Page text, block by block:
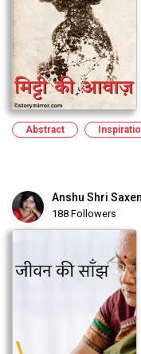
Abstract
Anshu Shri
188 Followers